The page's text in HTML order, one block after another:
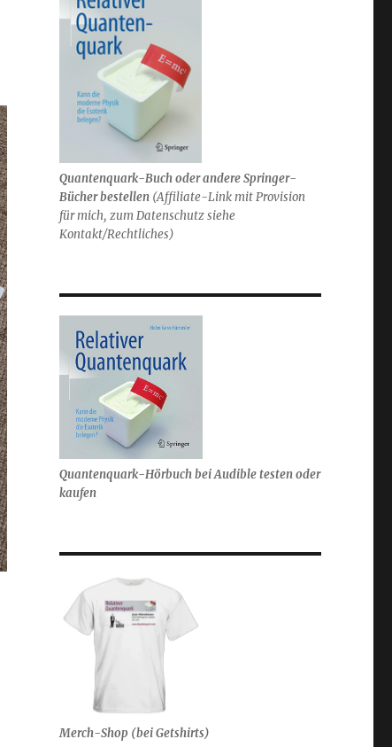
Quantenquark-Buch oder andere Springer-
Bücher bestellen(Affiliate-Link mit Provision
für mich, zum Datenschutz siehe
Kontakt/Rechtliches)
Quantenquark-Hörbuch bei Audible testen oder
kaufen
Merch-Shop (bei Getshirts)